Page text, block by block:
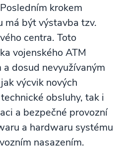
krokem
má být výstavba tzv.
centra. Toto
vojenského ATM
dosud nevyužívaným
výcvik nových
obsluhy, tak i
a bezpečné provozní
a hardwaru systému
nasazením.